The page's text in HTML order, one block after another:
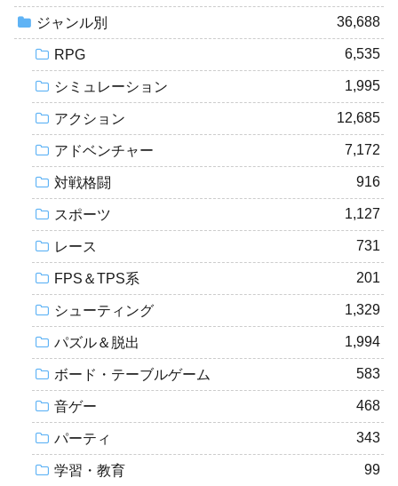
ジャンル別 36,688
RPG 6,535
シミュレーション 1,995
アクション 12,685
アドベンチャー 7,172
対戦格闘 916
スポーツ 1,127
レース 731
FPS＆TPS系 201
シューティング 1,329
パズル＆脱出 1,994
ボード・テーブルゲーム 583
音ゲー 468
パーティ 343
学習・教育 99